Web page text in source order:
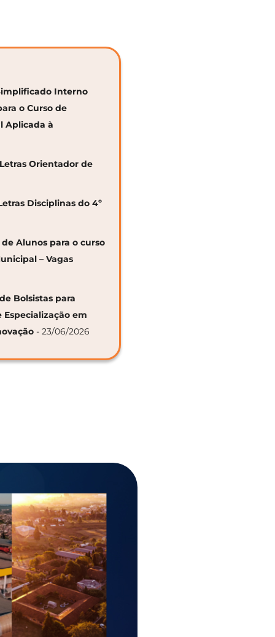
Interno
o Curso de
Aplicada à
Orientador de
Disciplinas do 4º
de Alunos para o curso
– Vagas
Bolsistas para
em
- 23/06/2026